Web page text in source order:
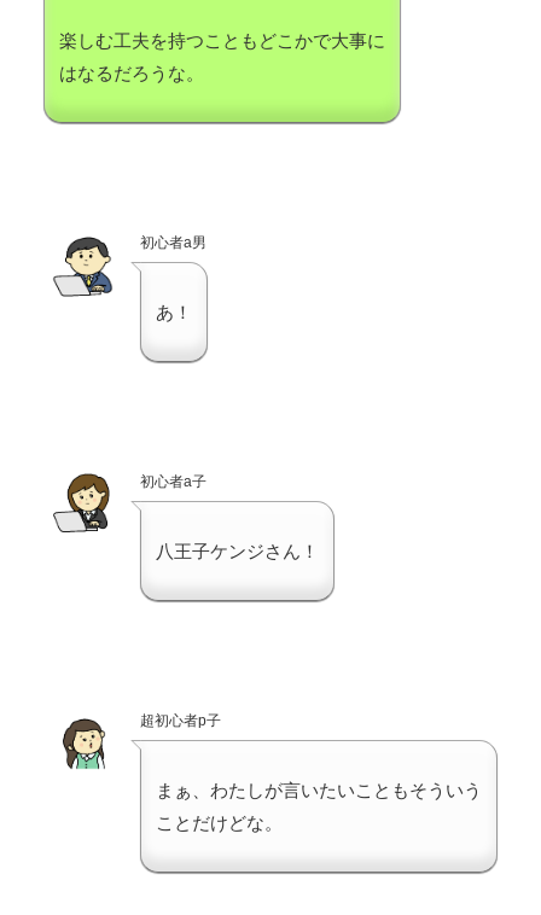
楽しむ工夫を持つこともどこかで大事に
はなるだろうな。
初心者a男
あ！
初心者a子
八王子ケンジさん！
超初心者p子
まぁ、わたしが言いたいこともそういう
ことだけどな。